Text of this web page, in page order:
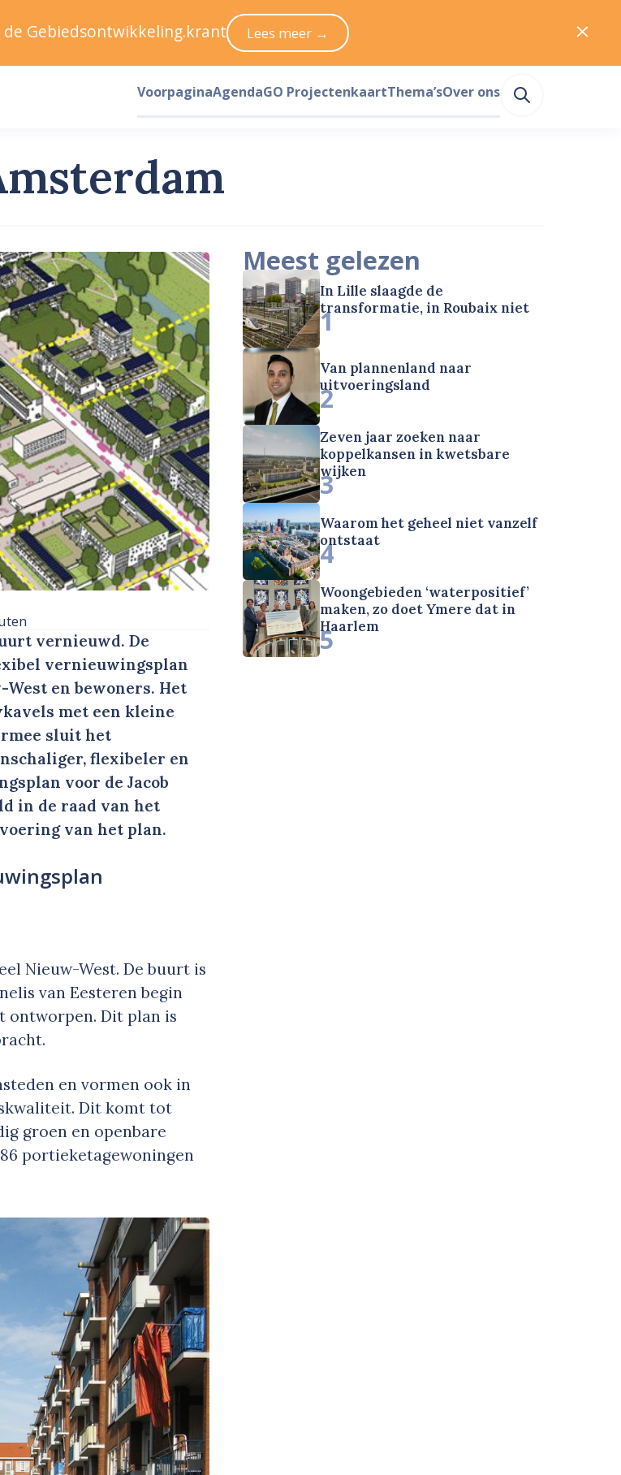
vernieuwd. De
vernieuwingsplan
en bewoners. Het
met een kleine
sluit het
flexibeler en
voor de Jacob
in de raad van het
van het plan.
Nieuw-West. De buurt is
van Eesteren begin
ontworpen. Dit plan is
en vormen ook in
Dit komt tot
groen en openbare
portieketagewoningen
Meest gelezen
In Lille slaagde de
transformatie, in Roubaix niet
1
Van plannenland naar
uitvoeringsland
2
Zeven jaar zoeken naar
koppelkansen in kwetsbare
wijken
3
Waarom het geheel niet vanzelf
ontstaat
4
Woongebieden ‘waterpositief’
maken, zo doet Ymere dat in
Haarlem
5
Gebiedsontwikkeling.krant Lees meer →
VoorpaginaAgendaGO ProjectenkaartThema’sOver ons